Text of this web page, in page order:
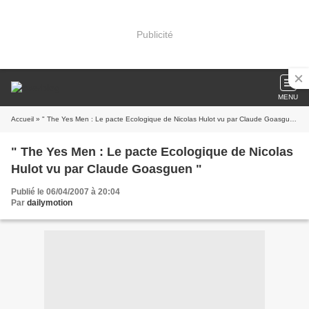
Publicité
MENU
Accueil » " The Yes Men : Le pacte Ecologique de Nicolas Hulot vu par Claude Goasguen "
" The Yes Men : Le pacte Ecologique de Nicolas
Hulot vu par Claude Goasguen "
Publié le 06/04/2007 à 20:04
Par dailymotion